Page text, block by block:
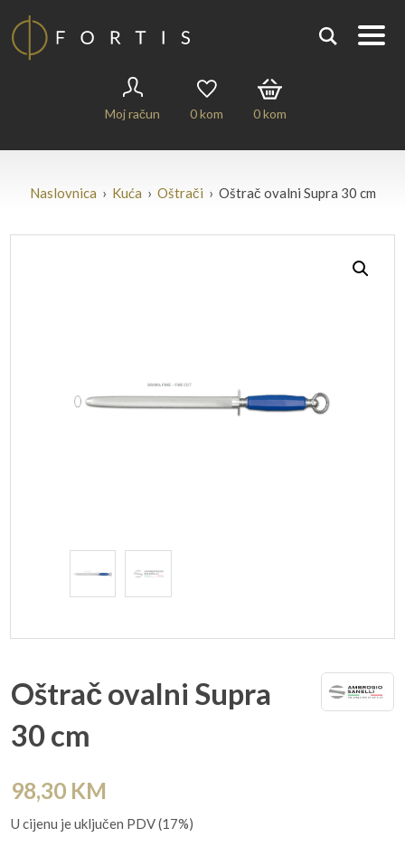
Moj račun 0kom 0kom
Naslovnica › Kuća › Oštrači › Oštrač ovalni Supra 30 cm
Oštrač ovalni Supra
30 cm
98,30 KM
U cijenu je uključen PDV (17%)